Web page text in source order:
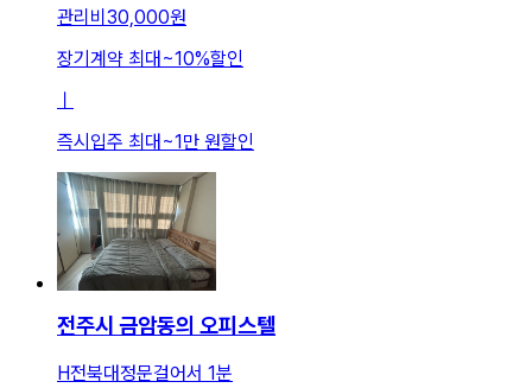
관리비 30,000원
장기계약 최대~10%할인
ㅣ
즉시입주 최대~1만 원할인
전주시 금암동의 오피스텔
H전북대정문걸어서 1분